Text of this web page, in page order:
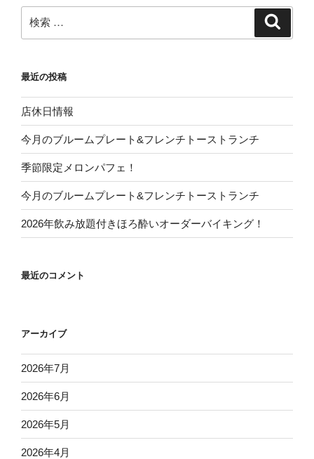
ー
シ
検
索:
最近の投稿
店休日情報
今月のブルームプレート&フレンチトーストランチ
季節限定メロンパフェ！
今月のブルームプレート&フレンチトーストランチ
2026年飲み放題付きほろ酔いオーダーバイキング！
最近のコメント
アーカイブ
2026年7月
2026年6月
2026年5月
2026年4月